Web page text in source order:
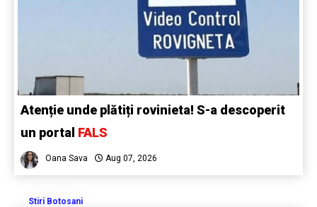
Atenție unde plătiți rovinieta! S-a descoperit
un portal FALS
Oana Sava Aug 07, 2026
Stiri Botosani